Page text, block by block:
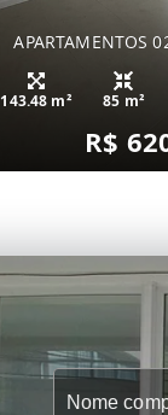
APARTAMENTOS
143.48 m² 85 m²
R$